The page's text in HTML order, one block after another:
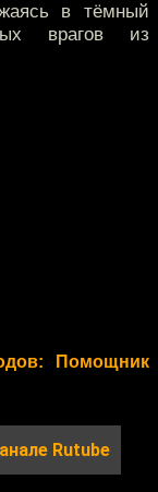
в тёмный
врагов из
Помощник
Rutube